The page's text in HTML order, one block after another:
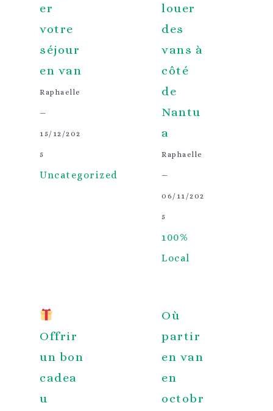
er
votre
séjour
en van
Raphaelle
—
15/12/202
5
Uncategorized
louer
des
vans à
côté
de
Nantu
a
Raphaelle
—
06/11/202
5
100%
Local
Offrir
un bon
cadea
u
Où
partir
en van
en
octobr